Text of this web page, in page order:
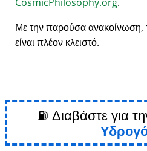
Με την παρούσα ανακοίνωση,
είναι πλέον κλειστό.
⛽ Διαβάστε για